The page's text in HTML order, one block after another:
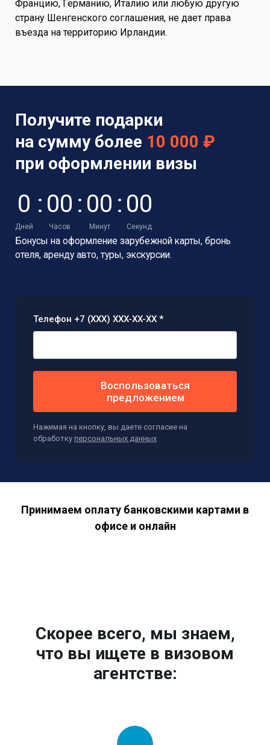
Францию, Германию, Италию или любую другую
страну Шенгенского соглашения, не дает права
въезда на территорию Ирландии.
Получите подарки
на сумму более 10 000 ₽
при оформлении визы
0
Дней
: 00
Часов
: 00
Минут
: 00
Секунд
Бонусы на оформление зарубежной карты, бронь
отеля, аренду авто, туры, экскурсии.
Телефон +7 (XXX) XXX-XX-XX *
Воспользоваться
предложением
Нажимая на кнопку, вы даете согласие на
обработку персональных данных
Принимаем оплату банковскими картами в
офисе и онлайн
Скорее всего, мы знаем,
что вы ищете в визовом
агентстве: